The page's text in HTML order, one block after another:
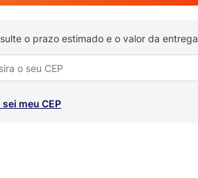
o prazo estimado e o valor da entrega
sei meu CEP